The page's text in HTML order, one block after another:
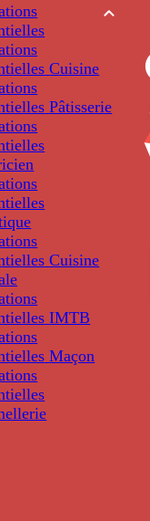
Cuisine
Pâtisserie
Cuisine
IMTB
Maçon